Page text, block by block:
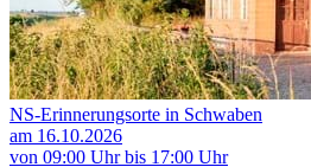
NS-Erinnerungsorte in Schwaben
am 16.10.2026
von 09:00 Uhr bis 17:00 Uhr